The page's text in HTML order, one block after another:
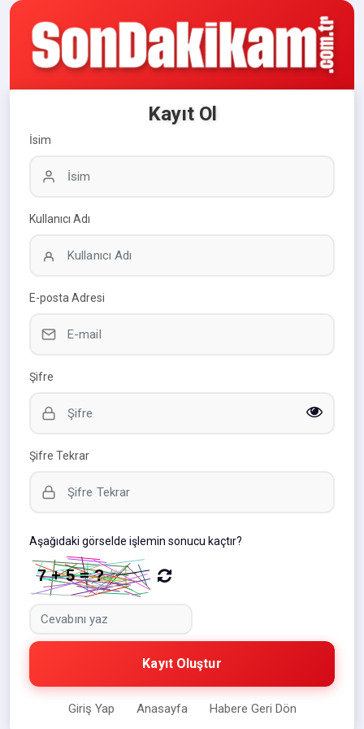
Kayıt Ol
İsim
Kullanıcı Adı
E-posta Adresi
Şifre
Şifre Tekrar
Aşağıdaki görselde işlemin sonucu kaçtır?
Kayıt Oluştur
Giriş Yap Anasayfa Habere Geri Dön